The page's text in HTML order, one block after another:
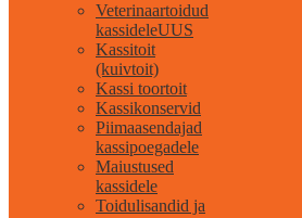
Veterinaartoidud
kassideleUUS
Kassitoit
(kuivtoit)
Kassi toortoit
Kassikonservid
Piimaasendajad
kassipoegadele
Maiustused
kassidele
Toidulisandid ja